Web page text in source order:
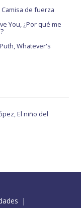
Camisa de fuerza
You, ¿Por qué me
Whatever's
El niño del